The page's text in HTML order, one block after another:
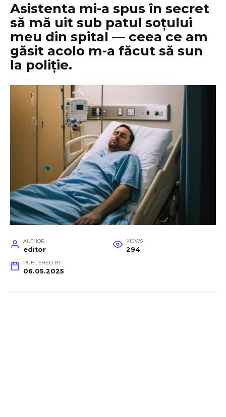
Asistenta mi-a spus în secret
să mă uit sub patul soțului
meu din spital — ceea ce am
găsit acolo m-a făcut să sun
la poliție.
AUTHOR
editor
VIEWS
294
PUBLISHED BY
06.05.2025